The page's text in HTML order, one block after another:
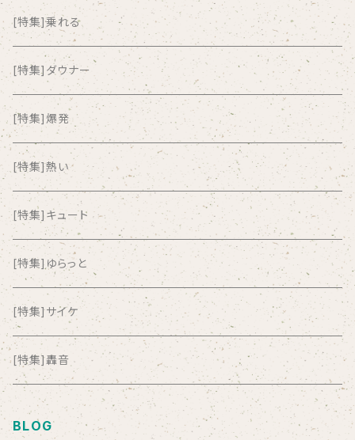
ALKASILKA
all about paradise
ALL ITEM 10 TIMES
Amia Calva
Amsterdamned
ANYO
And Summer Club
anticlockwise
Aysula
[特集]乗れる
[特集]ダウナー
[特集]爆発
[特集]熱い
[特集]キュート
[特集]ゆらっと
[特集]サイケ
[特集]轟音
BLOG